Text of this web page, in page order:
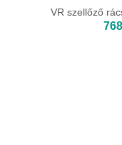
VR szellőző
768